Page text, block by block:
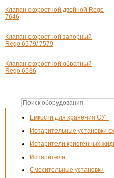
Емкости для хранения СУГ
Испарительные установки
Испарители криогенных
Испарители
Смесительные установки
Клапан скоростной двойной Rego
7646
Клапан скоростной запорный
Rego 6579/ 7579
Клапан скоростной обратный
Rego 6586